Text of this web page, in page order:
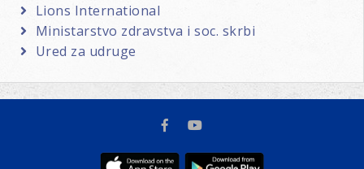
Lions International
Ministarstvo zdravstva i soc. skrbi
Ured za udruge